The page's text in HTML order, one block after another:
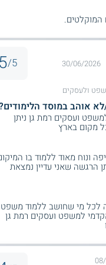
המוקלטים.
30/06/2026
5/
ולעסקים
אוהב במוסד
ועסקים רמת גן ניתן
מקום בארץ
ונוח מאוד ללמוד בו
הרגשה שאני עדיין נמצאת
לכל מי שחושב ללמוד
למשפט ועסקים רמת גן